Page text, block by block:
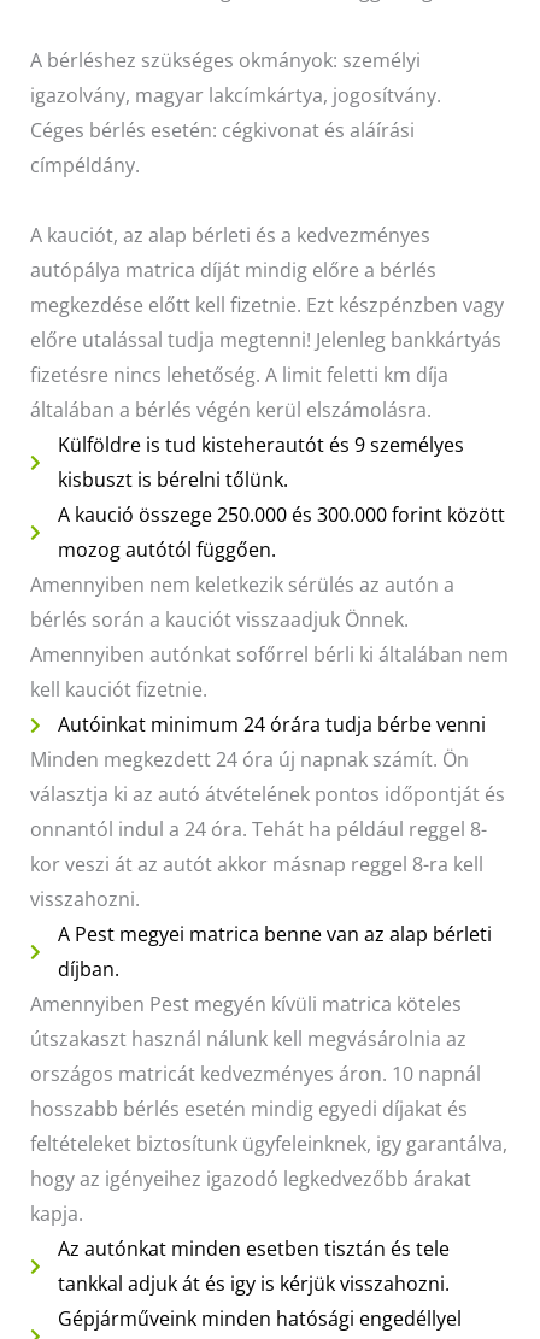
Feltételek
Szolgáltatások
Kapcsolat
A bérléshez szükséges okmányok: személyi
igazolvány, magyar lakcímkártya, jogosítvány.
Céges bérlés esetén: cégkivonat és aláírási
címpéldány.
A kauciót, az alap bérleti és a kedvezményes
autópálya matrica díját mindig előre a bérlés
megkezdése előtt kell fizetnie. Ezt készpénzben vagy
előre utalással tudja megtenni! Jelenleg bankkártyás
fizetésre nincs lehetőség. A limit feletti km díja
általában a bérlés végén kerül elszámolásra.
Külföldre is tud kisteherautót és 9 személyes
kisbuszt is bérelni tőlünk.
A kaució összege 250.000 és 300.000 forint között
mozog autótól függően.
Amennyiben nem keletkezik sérülés az autón a
bérlés során a kauciót visszaadjuk Önnek.
Amennyiben autónkat sofőrrel bérli ki általában nem
kell kauciót fizetnie.
Autóinkat minimum 24 órára tudja bérbe venni
Minden megkezdett 24 óra új napnak számít. Ön
választja ki az autó átvételének pontos időpontját és
onnantól indul a 24 óra. Tehát ha például reggel 8-
kor veszi át az autót akkor másnap reggel 8-ra kell
visszahozni.
A Pest megyei matrica benne van az alap bérleti
díjban.
Amennyiben Pest megyén kívüli matrica köteles
útszakaszt használ nálunk kell megvásárolnia az
országos matricát kedvezményes áron. 10 napnál
hosszabb bérlés esetén mindig egyedi díjakat és
feltételeket biztosítunk ügyfeleinknek, igy garantálva,
hogy az igényeihez igazodó legkedvezőbb árakat
kapja.
Az autónkat minden esetben tisztán és tele
tankkal adjuk át és igy is kérjük visszahozni.
Gépjárműveink minden hatósági engedéllyel